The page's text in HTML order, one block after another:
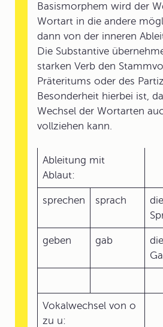
Basismorphem wird der
Wortart in die andere
dann von der inneren
Die Substantive
starken Verb den
Präteritums oder des
Besonderheit hierbei ist,
Wechsel der Wortarten
vollziehen kann.
Ableitung mit
Ablaut:
sprechen sprach
die
geben gab
die
Vokalwechsel von o
zu u: